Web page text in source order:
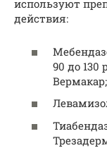
используют
действия:
90 до 130
Вермакар;